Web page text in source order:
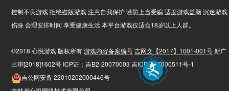
控制不良游戏 拒绝盗版游戏 注意自我保护 谨防上当受骗 适度游戏益脑 沉迷游戏
伤身 合理安排时间 享受健康生活 本平台游戏仅适合18岁以上人群。
©2018 心悦游戏 版权所有游戏内容备案编号吉网文【2017】1001-001号新广
出审[2018]1602号 ICP证：吉B2-20070003 吉ICP备17000511号-1
吉公网安备 22010202000446号